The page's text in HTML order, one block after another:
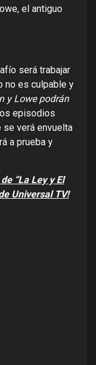
el antiguo
será trabajar
no es culpable y
y Lowe podrán
episodios
se verá envuelta
a prueba y
“La Ley y El
Universal TV!